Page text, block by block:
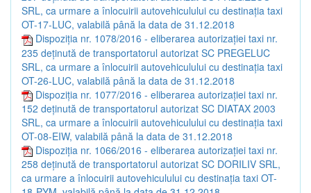
SRL, ca urmare a înlocuirii autovehiculului cu destinația taxi
OT-17-LUC, valabilă până la data de 31.12.2018
Dispoziția nr. 1078/2016 - eliberarea autorizației taxi nr.
235 deținută de transportatorul autorizat SC PREGELUC
SRL, ca urmare a înlocuirii autovehiculului cu destinația taxi
OT-26-LUC, valabilă până la data de 31.12.2018
Dispoziția nr. 1077/2016 - eliberarea autorizației taxi nr.
152 deținută de transportatorul autorizat SC DIATAX 2003
SRL, ca urmare a înlocuirii autovehiculului cu destinația taxi
OT-08-EIW, valabilă până la data de 31.12.2018
Dispoziția nr. 1066/2016 - eliberarea autorizației taxi nr.
258 deținută de transportatorul autorizat SC DORILIV SRL,
ca urmare a înlocuirii autovehiculului cu destinația taxi OT-